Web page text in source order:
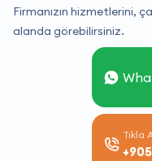
Firmanızın hizmetlerini,
alanda görebilirsiniz.
Tıkla